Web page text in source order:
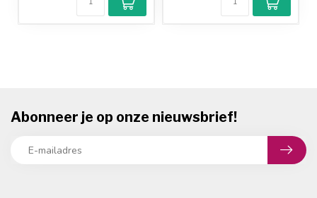
Abonneer je op onze nieuwsbrief!